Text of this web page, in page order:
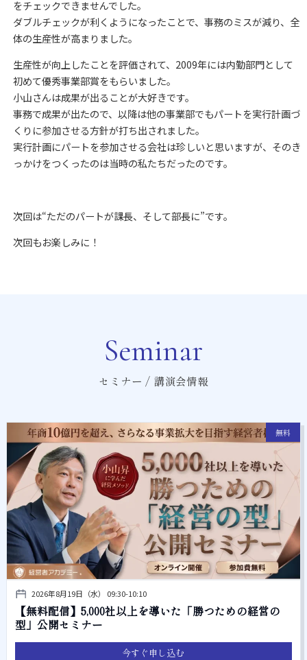
をチェックできませんでした。
ダブルチェックが利くようになったことで、事務のミスが減り、全
体の生産性が高まりました。
生産性が向上したことを評価されて、2009年には内勤部門として
初めて優秀事業部賞をもらいました。
小山さんは成果が出ることが大好きです。
事務で成果が出たので、以降は他の事業部でもパートを実行計画づ
くりに参加させる方針が打ち出されました。
実行計画にパートを参加させる会社は珍しいと思いますが、そのき
っかけをつくったのは当時の私たちだったのです。
次回は“ただのパートが課長、そして部長に”です。
次回もお楽しみに！
Seminar
セミナー / 講演会情報
無料
2026年8月19日（水） 09:30-10:10
【無料配信】5,000社以上を導いた「勝つための経営の
型」公開セミナー
今すぐ申し込む